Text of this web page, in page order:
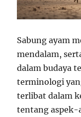
Sabung ayam
mendalam,
dalam budaya
terminologi
terlibat dalam
tentang aspek-